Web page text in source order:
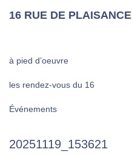
16 RUE DE PLAISANCE
à pied d’oeuvre
les rendez-vous du 16
Événements
20251119_153621